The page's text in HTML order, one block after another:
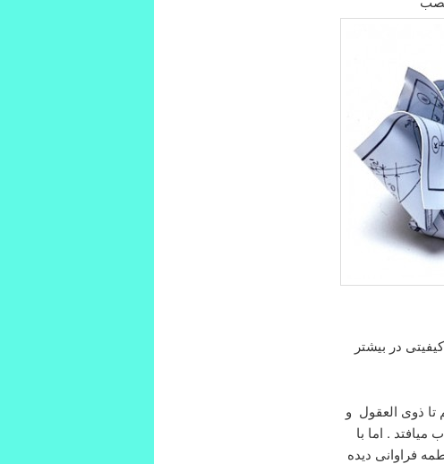
در بیشتر
تا ذوی العقول و
میافتد . اما با
فراوانی دیده